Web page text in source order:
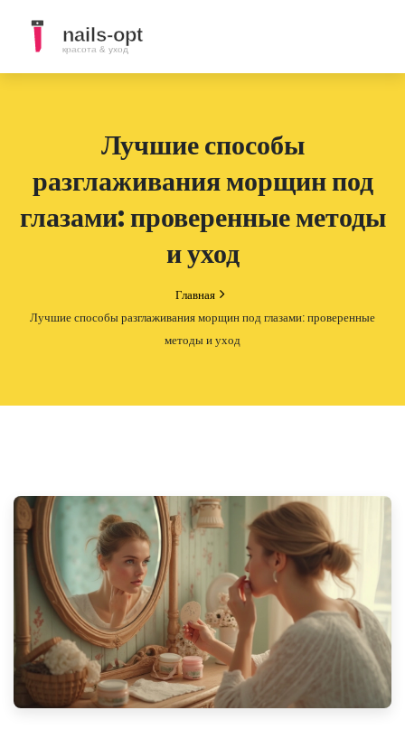
Лучшие способы
разглаживания морщин под
глазами: проверенные методы
и уход
Главная
Лучшие способы разглаживания морщин под глазами: проверенные
методы и уход